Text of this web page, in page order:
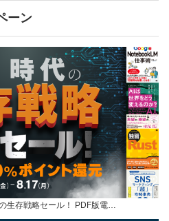
ーン
生存戦略セール！ PDF版電…